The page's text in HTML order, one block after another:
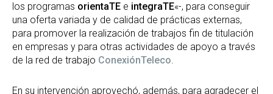
los programas orientaTE e integraTE«-, para conseguir
una oferta variada y de calidad de prácticas externas,
para promover la realización de trabajos fin de titulación
en empresas y para otras actividades de apoyo a través
de la red de trabajo ConexiónTeleco.
En su intervención aprovechó, además, para agradecer el